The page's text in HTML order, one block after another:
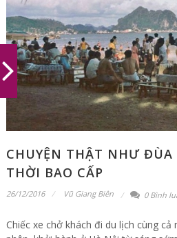
CHUYỆN THẬT NHƯ
THỜI BAO CẤP
26/12/2016 Vũ Giang Biên 0 Bình
Chiếc xe chở khách đi du lịch cùng